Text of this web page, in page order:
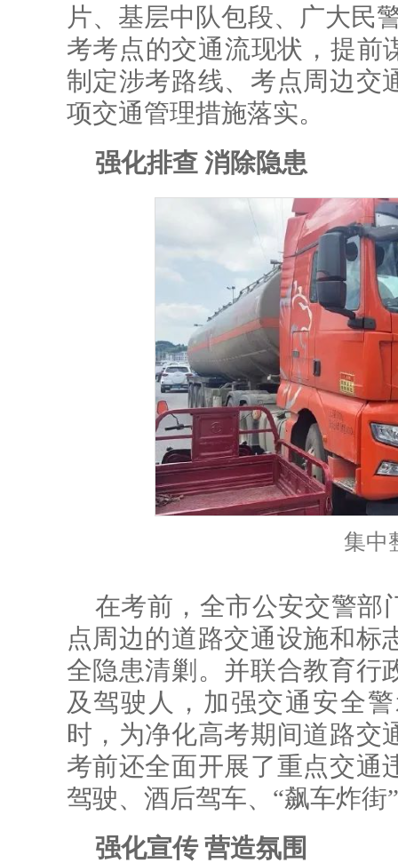
片、基层中队包段、广大民
考考点的交通流现状，提前
制定涉考路线、考点周边交
项交通管理措施落实。
强化排查 消除隐患
集中
在考前，全市公安交警部
点周边的道路交通设施和标
全隐患清剿。并联合教育行
及驾驶人，加强交通安全
时，为净化高考期间道路交
考前还全面开展了重点交通
驾驶、酒后驾车、“飙车炸
强化宣传 营造氛围